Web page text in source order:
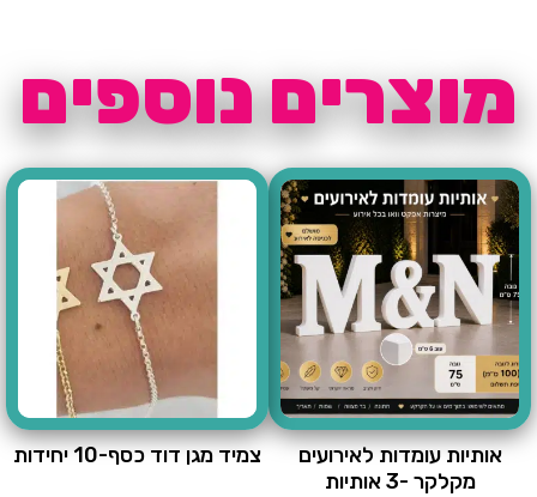
מוצרים נוספים
אותיות עומדות לאירועים
מקלקר -3 אותיות
צמיד מגן דוד כסף-10 יחידות